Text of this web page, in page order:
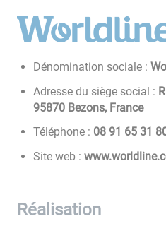
Dénomination sociale :
Adresse du siège social :
95870 Bezons, France
Téléphone : 08 13 56 19
Site web :
Réalisation